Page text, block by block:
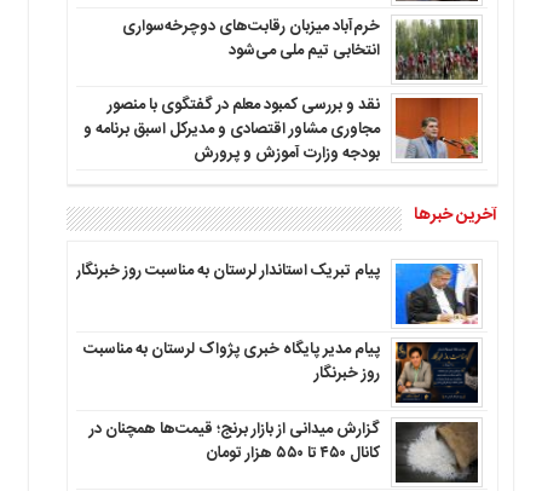
خرم‌آباد میزبان رقابت‌های دوچرخه‌سواری
انتخابی تیم ملی می‌شود
نقد و بررسی کمبود معلم در گفتگوی با منصور
مجاوری مشاور اقتصادی و مدیرکل اسبق برنامه و
بودجه وزارت آموزش و پرورش
آخرین خبرها
پیام تبریک استاندار لرستان به‌ مناسبت روز خبرنگار
پیام مدیر پایگاه خبری پژواک لرستان به مناسبت
روز خبرنگار
گزارش میدانی از بازار برنج؛ قیمت‌ها همچنان در
کانال ۴۵۰ تا ۵۵۰ هزار تومان